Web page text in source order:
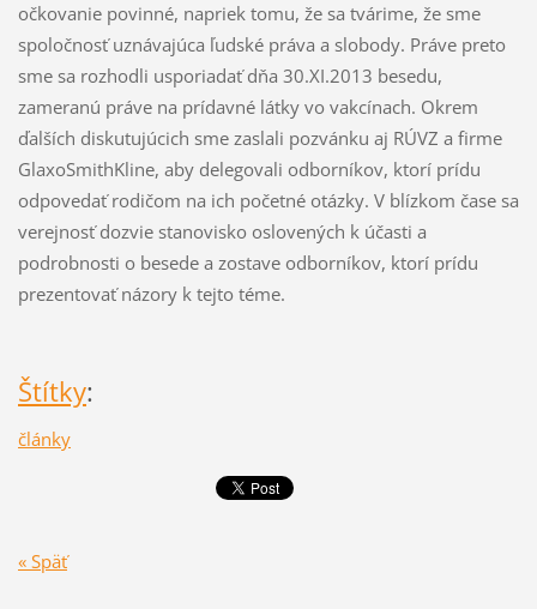
očkovanie povinné, napriek tomu, že sa tvárime, že sme
spoločnosť uznávajúca ľudské práva a slobody. Práve preto
sme sa rozhodli usporiadať dňa 30.XI.2013 besedu,
zameranú práve na prídavné látky vo vakcínach. Okrem
ďalších diskutujúcich sme zaslali pozvánku aj RÚVZ a firme
GlaxoSmithKline, aby delegovali odborníkov, ktorí prídu
odpovedať rodičom na ich početné otázky. V blízkom čase sa
verejnosť dozvie stanovisko oslovených k účasti a
podrobnosti o besede a zostave odborníkov, ktorí prídu
prezentovať názory k tejto téme.
Štítky:
články
« Späť